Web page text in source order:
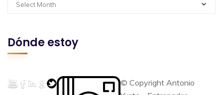
Select Month
Dónde estoy
© Copyright Antonio